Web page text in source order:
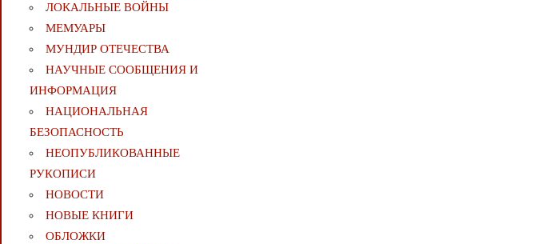
ЛОКАЛЬНЫЕ ВОЙНЫ
МЕМУАРЫ
МУНДИР ОТЕЧЕСТВА
НАУЧНЫЕ СООБЩЕНИЯ И
ИНФОРМАЦИЯ
НАЦИОНАЛЬНАЯ
БЕЗОПАСНОСТЬ
НЕОПУБЛИКОВАННЫЕ
РУКОПИСИ
НОВОСТИ
НОВЫЕ КНИГИ
ОБЛОЖКИ